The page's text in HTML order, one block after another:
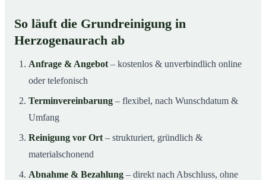
So läuft die Grundreinigung in
Herzogenaurach ab
Anfrage & Angebot – kostenlos & unverbindlich online
oder telefonisch
Terminvereinbarung – flexibel, nach Wunschdatum &
Umfang
Reinigung vor Ort – strukturiert, gründlich &
materialschonend
Abnahme & Bezahlung – direkt nach Abschluss, ohne